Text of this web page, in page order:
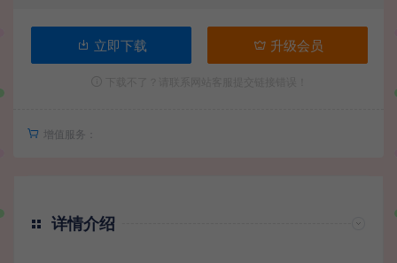
立即下载 升级会员
增值服务：
详情介绍